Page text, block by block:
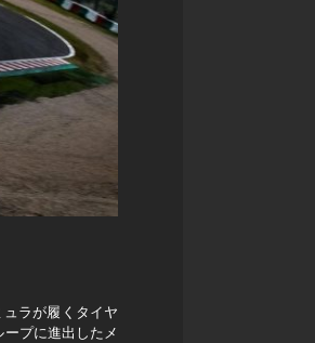
ラが履くタイヤ
プに進出したメ